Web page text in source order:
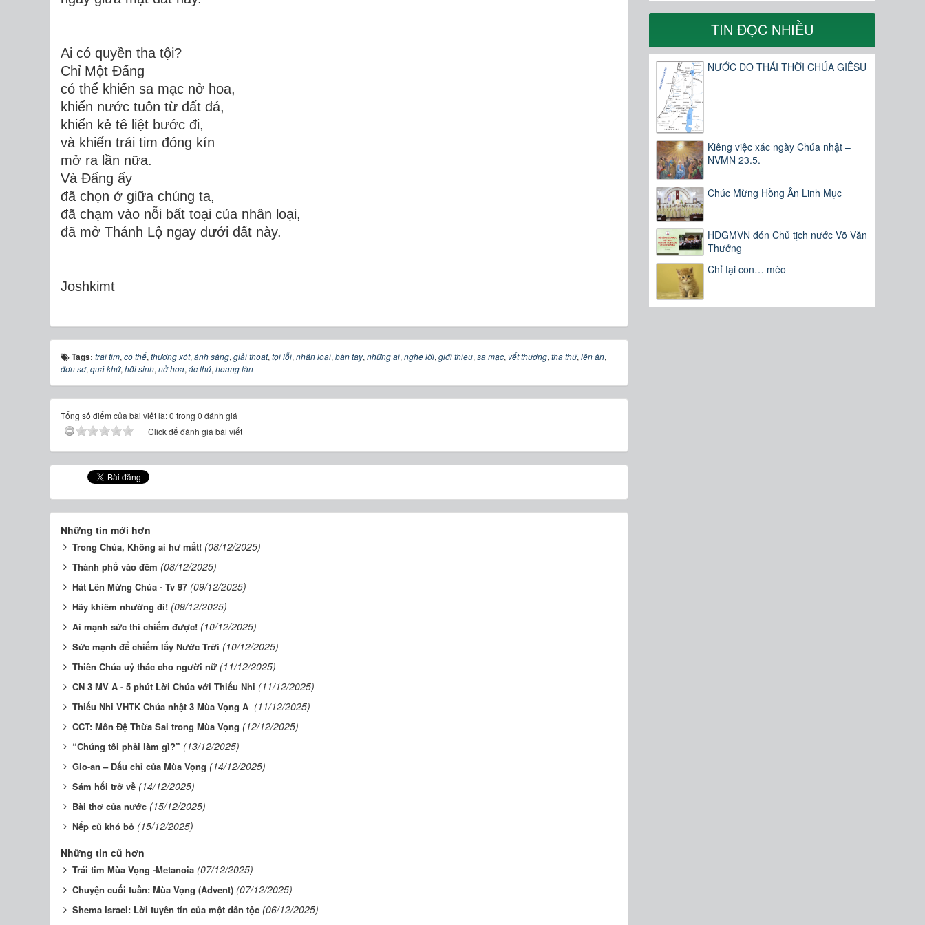
Ai có quyền tha tội?
Chỉ Một Đấng
có thể khiến sa mạc nở hoa,
khiến nước tuôn từ đất đá,
khiến kẻ tê liệt bước đi,
và khiến trái tim đóng kín
mở ra lần nữa.
Và Đấng ấy
đã chọn ở giữa chúng ta,
đã chạm vào nỗi bất toại của nhân loại,
đã mở Thánh Lộ ngay dưới đất này.
Joshkimt
Tags: trái tim, có thể, thương xót, ánh sáng, giải thoát, tội lỗi, nhân loại, bàn tay, những ai, nghe lời, giới thiệu, sa mạc, vết thương, tha thứ, lên án,
đơn sơ, quá khứ, hồi sinh, nở hoa, ác thú, hoang tàn
Tổng số điểm của bài viết là: 0 trong 0 đánh giá
Click để đánh giá bài viết
Những tin mới hơn
Trong Chúa, Không ai hư mất! (08/12/2025)
Thành phố vào đêm (08/12/2025)
Hát Lên Mừng Chúa - Tv 97 (09/12/2025)
Hãy khiêm nhường đi! (09/12/2025)
Ai mạnh sức thì chiếm được! (10/12/2025)
Sức mạnh để chiếm lấy Nước Trời (10/12/2025)
Thiên Chúa uỷ thác cho người nữ (11/12/2025)
CN 3 MV A - 5 phút Lời Chúa với Thiếu Nhi (11/12/2025)
Thiếu Nhi VHTK Chúa nhật 3 Mùa Vọng A ​​​​​​​ (11/12/2025)
CCT: Môn Đệ Thừa Sai trong Mùa Vọng (12/12/2025)
“Chúng tôi phải làm gì?” (13/12/2025)
Gio-an – Dấu chỉ của Mùa Vọng (14/12/2025)
Sám hối trở về (14/12/2025)
Bài thơ của nước (15/12/2025)
Nếp cũ khó bỏ (15/12/2025)
Những tin cũ hơn
Trái tim Mùa Vọng -Metanoia (07/12/2025)
Chuyện cuối tuần: Mùa Vọng (Advent) (07/12/2025)
Shema Israel: Lời tuyên tín của một dân tộc (06/12/2025)
TIN ĐỌC NHIỀU
NƯỚC DO THÁI THỜI CHÚA GIÊSU
Kiêng việc xác ngày Chúa nhật –
NVMN 23.5.
Chúc Mừng Hồng Ân Linh Mục
HĐGMVN đón Chủ tịch nước Võ Văn
Thưởng
Chỉ tại con… mèo